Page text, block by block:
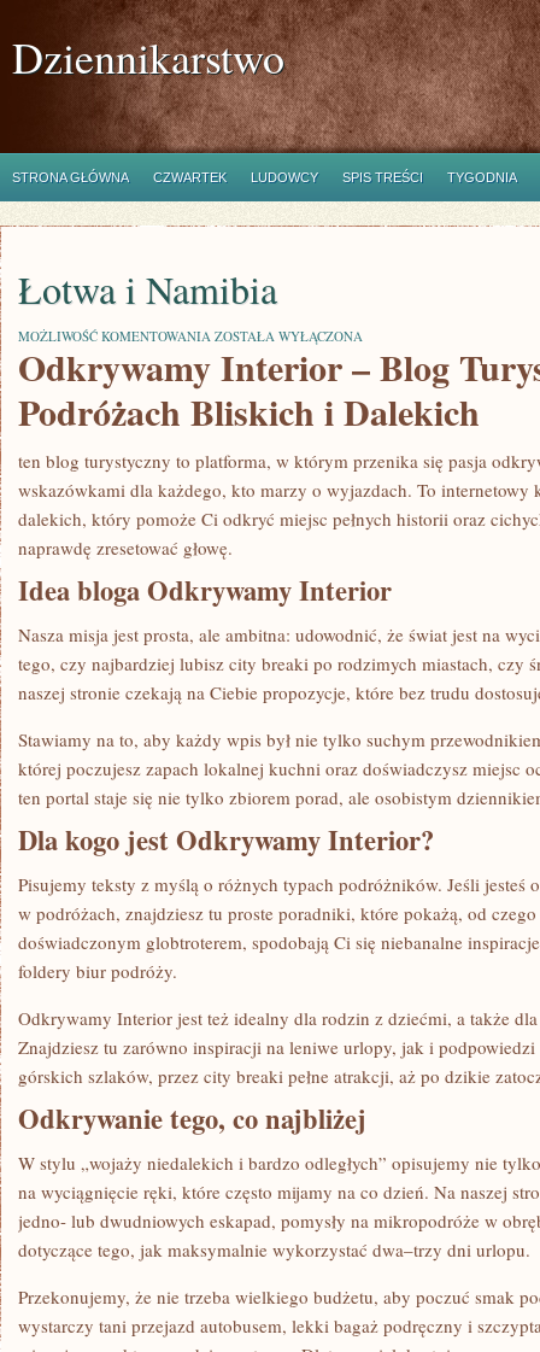
Dziennikarstwo
STRONA GŁÓWNA CZWARTEK LUDOWCY SPIS TREŚCI TYGODNIA
Łotwa i Namibia
MOŻLIWOŚĆ KOMENTOWANIA ŁOTWA
NAMIBIA
ZOSTAŁA WYŁĄCZONA
Odkrywamy Interior – Blog
Podróżach Bliskich i Dalekich
ten blog turystyczny to platforma, w którym przenika się pasja
wskazówkami dla każdego, kto marzy o wyjazdach. To internetowy
dalekich, który pomoże Ci odkryć miejsc pełnych historii oraz
naprawdę zresetować głowę.
Idea bloga Odkrywamy Interior
Nasza misja jest prosta, ale ambitna: udowodnić, że świat jest na
tego, czy najbardziej lubisz city breaki po rodzimych miastach, czy
naszej stronie czekają na Ciebie propozycje, które bez trudu
Stawiamy na to, aby każdy wpis był nie tylko suchym
której poczujesz zapach lokalnej kuchni oraz doświadczysz miejsc
ten portal staje się nie tylko zbiorem porad, ale osobistym
Dla kogo jest Odkrywamy Interior?
Pisujemy teksty z myślą o różnych typach podróżników. Jeśli jesteś
w podróżach, znajdziesz tu proste poradniki, które pokażą, od czego
doświadczonym globtroterem, spodobają Ci się niebanalne
foldery biur podróży.
Odkrywamy Interior jest też idealny dla rodzin z dziećmi, a także
Znajdziesz tu zarówno inspiracji na leniwe urlopy, jak i
górskich szlaków, przez city breaki pełne atrakcji, aż po dzikie
Odkrywanie tego, co najbliżej
W stylu „wojaży niedalekich i bardzo odległych” opisujemy nie
na wyciągnięcie ręki, które często mijamy na co dzień. Na naszej
jedno- lub dwudniowych eskapad, pomysły na mikropodróże w
dotyczące tego, jak maksymalnie wykorzystać dwa–trzy dni urlopu.
Przekonujemy, że nie trzeba wielkiego budżetu, aby poczuć smak
wystarczy tani przejazd autobusem, lekki bagaż podręczny i